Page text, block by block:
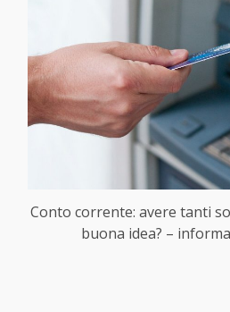
Conto corrente: avere tanti
buona idea? –